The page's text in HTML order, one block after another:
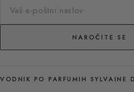
NAROČITE SE
VODNIK PO PARFUMIH SYLVAINE